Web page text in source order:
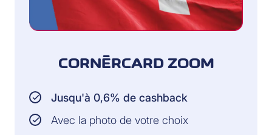
CORNÈRCARD ZOOM
Jusqu'à 0,6% de cashback
Avec la photo de votre choix